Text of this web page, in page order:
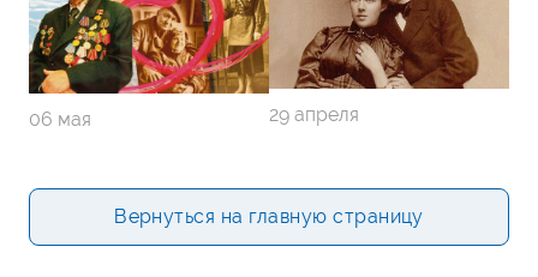
06 мая 29 апреля
Вернуться на главную страницу